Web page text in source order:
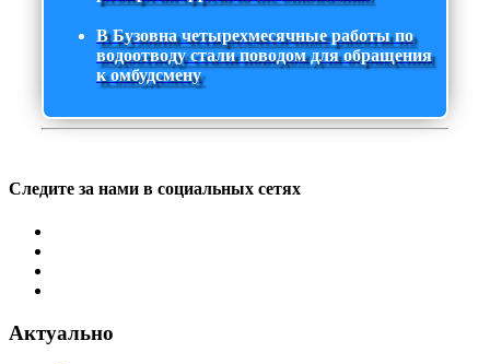
В Бузовна четырехмесячные работы по
водоотводу стали поводом для обращения
к омбудсмену
Следите за нами в социальных сетях
Актуально